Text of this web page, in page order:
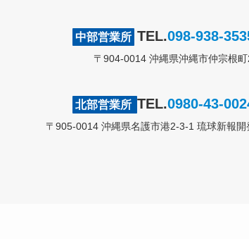
中部営業所 TEL.098-938-
〒904-0014 沖縄県沖縄市仲宗根
北部営業所 TEL.0980-43-
〒905-0014 沖縄県名護市港2-3-1 琉球新報